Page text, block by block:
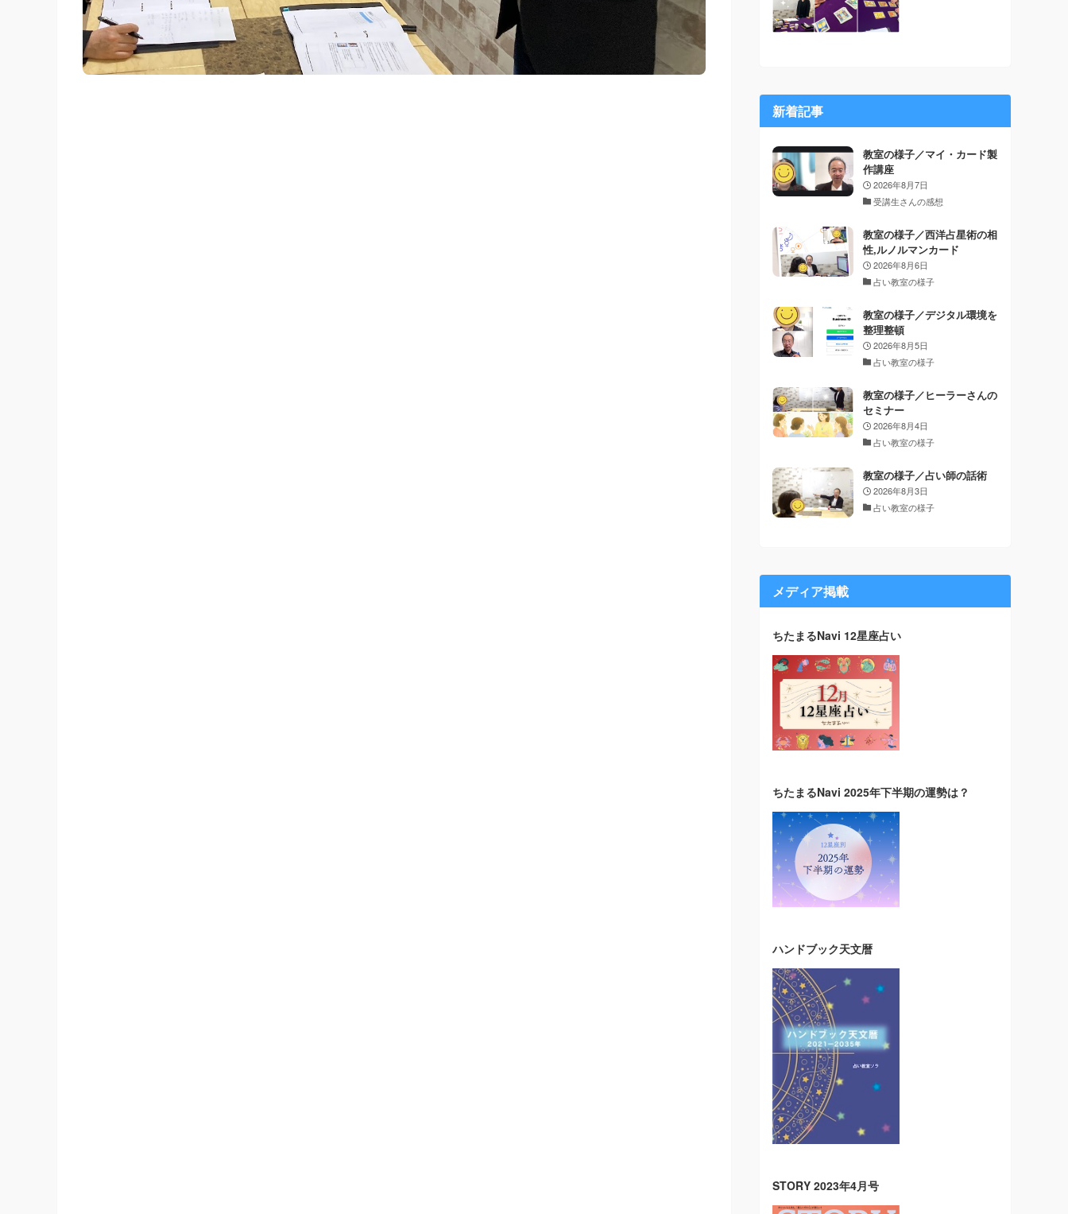
新着記事
教室の様子／マイ・カード製
作講座
2026年8月7日
受講生さんの感想
教室の様子／西洋占星術の相
性,ルノルマンカード
2026年8月6日
占い教室の様子
教室の様子／デジタル環境を
整理整頓
2026年8月5日
占い教室の様子
教室の様子／ヒーラーさんの
セミナー
2026年8月4日
占い教室の様子
教室の様子／占い師の話術
2026年8月3日
占い教室の様子
メディア掲載
ちたまるNavi 12星座占い
ちたまるNavi 2025年下半期の運勢は？
ハンドブック天文暦
STORY 2023年4月号